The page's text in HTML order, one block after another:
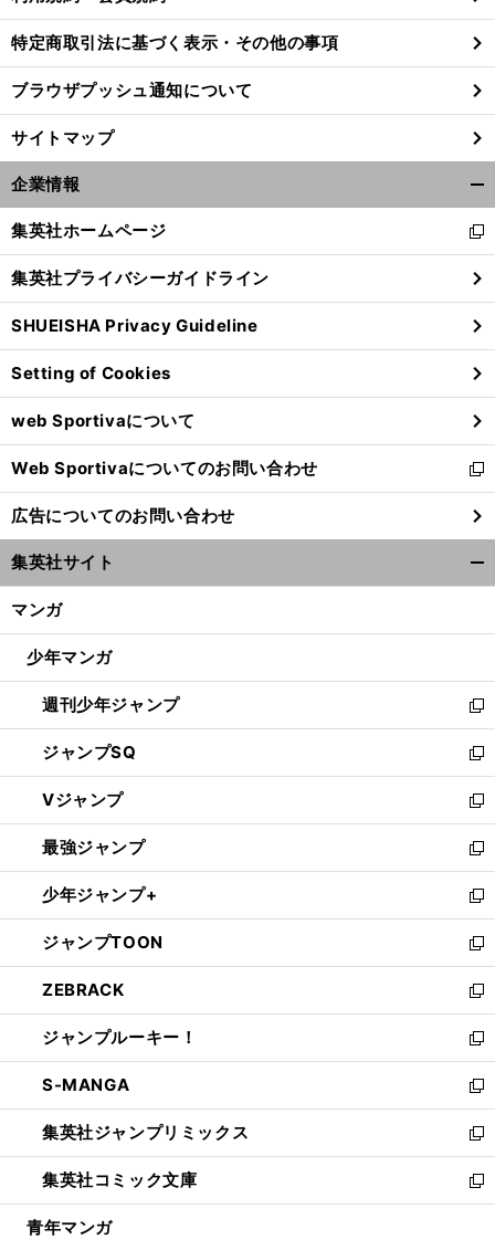
特定商取引法に基づく表示・その他の事項
ブラウザプッシュ通知について
サイトマップ
企業情報
閉
る
集英社ホームページ
新
し
い
ウ
ィ
ン
ド
ウ
で
開
く
集英社プライバシーガイドライン
SHUEISHA Privacy Guideline
Setting of Cookies
web Sportivaについて
Web Sportivaについてのお問い合わせ
新
し
い
ウ
ィ
ン
ウ
開
く
広告についてのお問い合わせ
集英社サイト
マンガ
少年マンガ
週刊少年ジャンプ
新
し
い
ウ
ィ
ン
ド
ウ
で
開
く
ジャンプSQ
新
し
い
ウ
ィ
ン
ド
ウ
で
開
く
Vジャンプ
新
し
い
ウ
ィ
ン
ド
ウ
で
開
く
最強ジャンプ
新
し
い
ウ
ィ
ン
ド
ウ
で
開
く
少年ジャンプ+
新
し
い
ウ
ィ
ン
ド
ウ
で
開
く
ジャンプTOON
新
し
い
ウ
ィ
ン
ド
ウ
で
開
く
ZEBRACK
新
し
い
ウ
ィ
ン
ド
ウ
で
開
ジャンプルーキー！
新
し
い
ウ
ィ
ン
ド
ウ
S-MANGA
新
し
い
ウ
ィ
ン
集英社ジャンプリミックス
新
し
い
ウ
集英社コミック文庫
新
し
青年マンガ